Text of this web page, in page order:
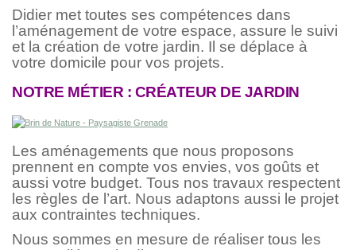
Didier met toutes ses compétences dans
l’aménagement de votre espace, assure le suivi
et la création de votre jardin. Il se déplace à
votre domicile pour vos projets.
NOTRE MÉTIER : CRÉATEUR DE JARDIN
Les aménagements que nous proposons
prennent en compte vos envies, vos goûts et
aussi votre budget. Tous nos travaux respectent
les règles de l’art. Nous adaptons aussi le projet
aux contraintes techniques.
Nous sommes en mesure de réaliser tous les